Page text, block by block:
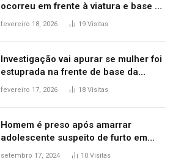
ocorreu em frente à viatura e base de
segurança; polícia investiga
fevereiro 18, 2026 19 Visitas
Investigação vai apurar se mulher foi
estuprada na frente de base da
Guarda Metropolitana de Palmas, diz
fevereiro 17, 2026 18 Visitas
Homem é preso após amarrar
adolescente suspeito de furto em
estaca de cerca e agredi-lo
setembro 17, 2024 10 Visitas